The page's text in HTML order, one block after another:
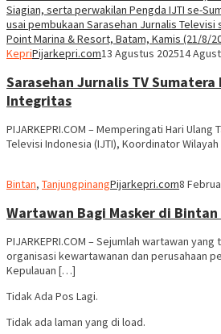
KepriPijarkepri.com13 Agustus 202514
Sarasehan Jurnalis TV
Integritas
PIJARKEPRI.COM – Memperingati Hari Ulang
Televisi Indonesia (IJTI), Koordinator
Bintan, TanjungpinangPijarkepri.com8
Wartawan Bagi Masker di Bintan
PIJARKEPRI.COM – Sejumlah wartawan
organisasi kewartawanan dan perusahaan
Kepulauan […]
Tidak Ada Pos Lagi.
Tidak ada laman yang di load.